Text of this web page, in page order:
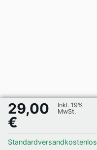
29,00
€
Inkl. 19%
MwSt.
Standardversandkostenlos